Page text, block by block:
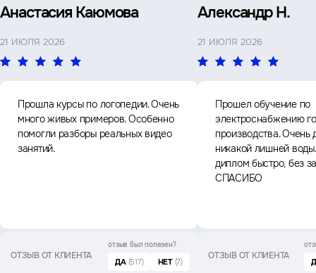
Анастасия Каюмова
21 ИЮЛЯ 2026
Прошла курсы по логопедии. Очень
много живых примеров. Особенно
помогли разборы реальных видео
занятий.
ОТЗЫВ ОТ КЛИЕНТА
отзыв был полезен?
ДА (517) НЕТ (7)
Александр Н.
21 ИЮЛЯ 2026
Прошел обучение по
электроснабжению
производства. Очень
никакой лишней
диплом быстро, без
СПАСИБО
ОТЗЫВ ОТ КЛИЕНТА